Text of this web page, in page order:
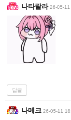
나타랄라 26-05-11
답글
나메크 26-05-11